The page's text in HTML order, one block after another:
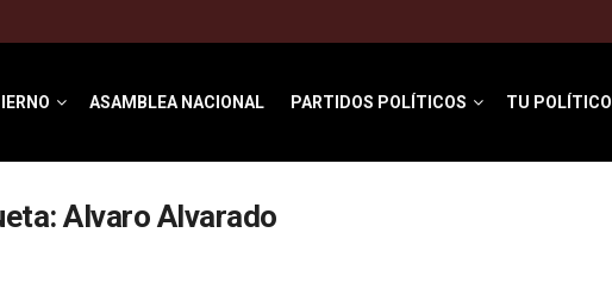
ASAMBLEA NACIONAL PARTIDOS POLÍTICOS TU POLÍTICO
Alvaro Alvarado